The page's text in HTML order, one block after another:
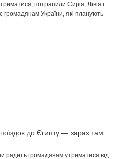
потрапили Сирія, Лівія і
України, які планують
до Єгипту — зараз там
радить громадянам утриматися від